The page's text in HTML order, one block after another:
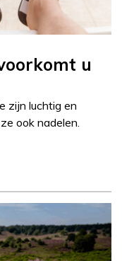
u
zijn luchtig en
ook nadelen.